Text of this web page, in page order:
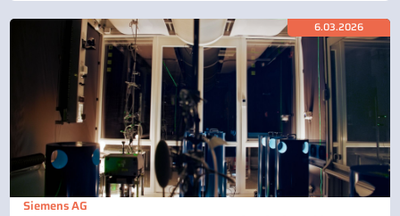
6.03.2026
Siemens AG